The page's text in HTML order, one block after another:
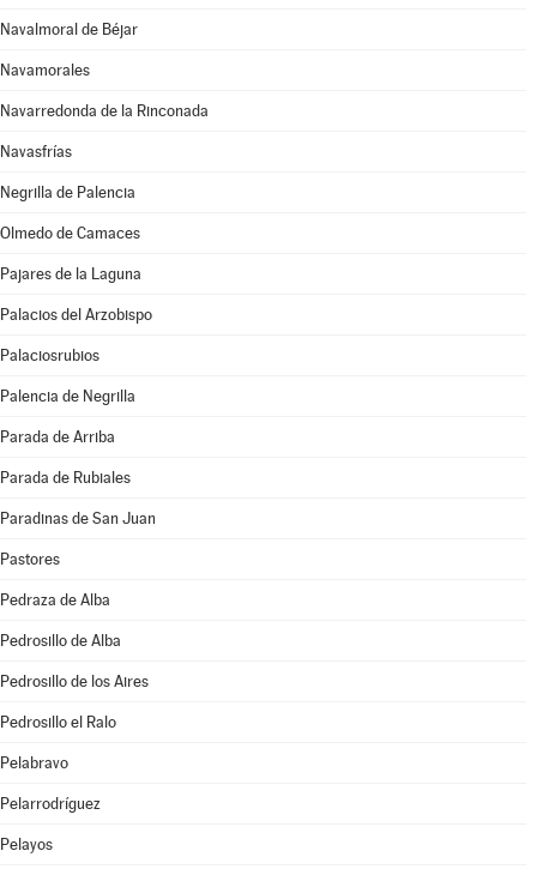
Navalmoral de Béjar
Navamorales
Navarredonda de la Rinconada
Navasfrías
Negrilla de Palencia
Olmedo de Camaces
Pajares de la Laguna
Palacios del Arzobispo
Palaciosrubios
Palencia de Negrilla
Parada de Arriba
Parada de Rubiales
Paradinas de San Juan
Pastores
Pedraza de Alba
Pedrosillo de Alba
Pedrosillo de los Aires
Pedrosillo el Ralo
Pelabravo
Pelarrodríguez
Pelayos